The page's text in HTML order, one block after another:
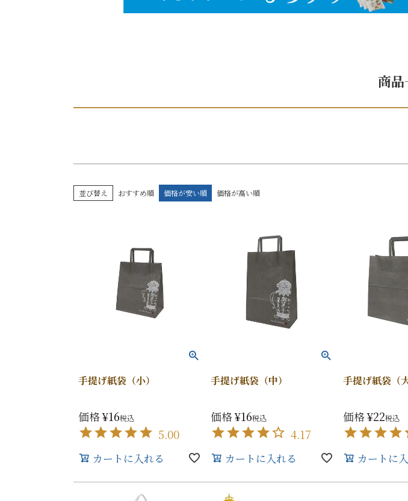
10個入り
16個入り
10個入り
16個入り
入園・入学のお祝返し
商品
並び替え おすすめ順 価格が安い順 価格が高い順
手提げ紙袋（小）
価格¥16税込
5.00
カートに入れる
手提げ紙袋（中）
価格¥16税込
4.17
カートに入れる
手提げ紙袋（大
価格¥22税込
カートに